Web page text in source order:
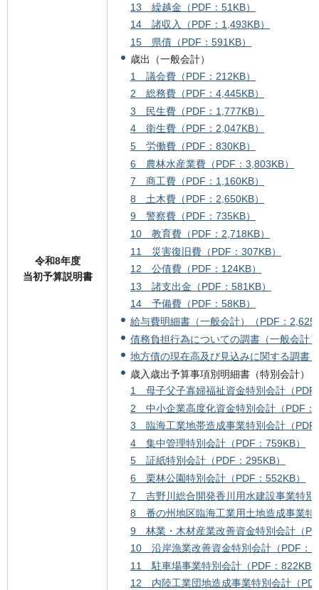
令和8年度
当初予算説明書
13 繰越金（PDF：51KB）
14 諸収入（PDF：1,493KB）
15 県債（PDF：591KB）
歳出（一般会計）
1 議会費（PDF：212KB）
2 総務費（PDF：4,445KB）
3 民生費（PDF：1,777KB）
4 衛生費（PDF：2,047KB）
5 労働費（PDF：830KB）
6 農林水産業費（PDF：3,803KB）
7 商工費（PDF：1,160KB）
8 土木費（PDF：2,650KB）
9 警察費（PDF：735KB）
10 教育費（PDF：2,718KB）
11 災害復旧費（PDF：307KB）
12 公債費（PDF：124KB）
13 諸支出金（PDF：581KB）
14 予備費（PDF：58KB）
給与費明細書（一般会計）（PDF：
債務負担行為についての調書（一般会計
地方債の現在高及び見込みに関する調書
歳入歳出予算事項別明細書（特別会計）
1 母子父子寡婦福祉資金特別会計（PDF
2 中小企業高度化資金特別会計（PDF：
3 臨海工業地帯造成事業特別会計（PDF
4 集中管理特別会計（PDF：759KB）
5 証紙特別会計（PDF：295KB）
6 栗林公園特別会計（PDF：552KB）
7 吉野川総合開発香川用水建設事業特別
8 番の州地区臨海工業用土地造成事業特
9 林業・木材産業改善資金特別会計（
10 沿岸漁業改善資金特別会計（PDF：
11 駐車場事業特別会計（PDF：822KB
12 内陸工業団地造成事業特別会計（